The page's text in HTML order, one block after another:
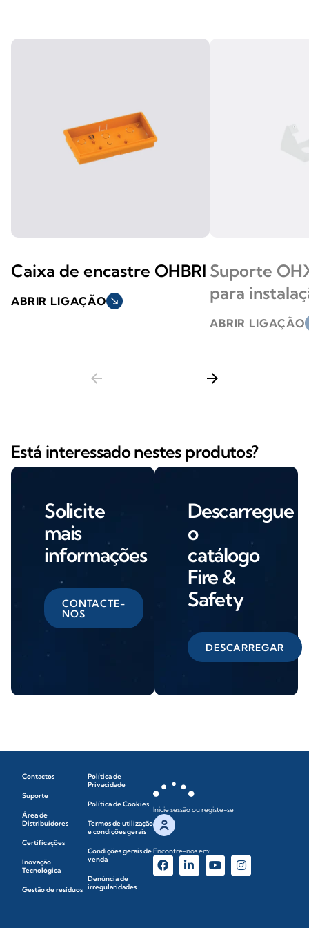
Caixa de encastre OHBRI
ABRIR LIGAÇÃO south_east
Suporte
para
ABRIR LIGAÇÃO
arrow_back arrow_forward
Está interessado nestes produtos?
Solicite
mais
informações
CONTACTE-
NOS
Descarregue
o
catálogo
Fire &
Safety
DESCARREGAR
Contactos
Suporte
Área de
Distribuidores
Certificações
Inovação
Tecnológica
Gestão de resíduos
Política de
Privacidade
Política de Cookies
Termos de utilização
e condições gerais
Condições gerais de
venda
Denúncia de
irregularidades
Inicie sessão ou registe-se
Encontre-nos em: